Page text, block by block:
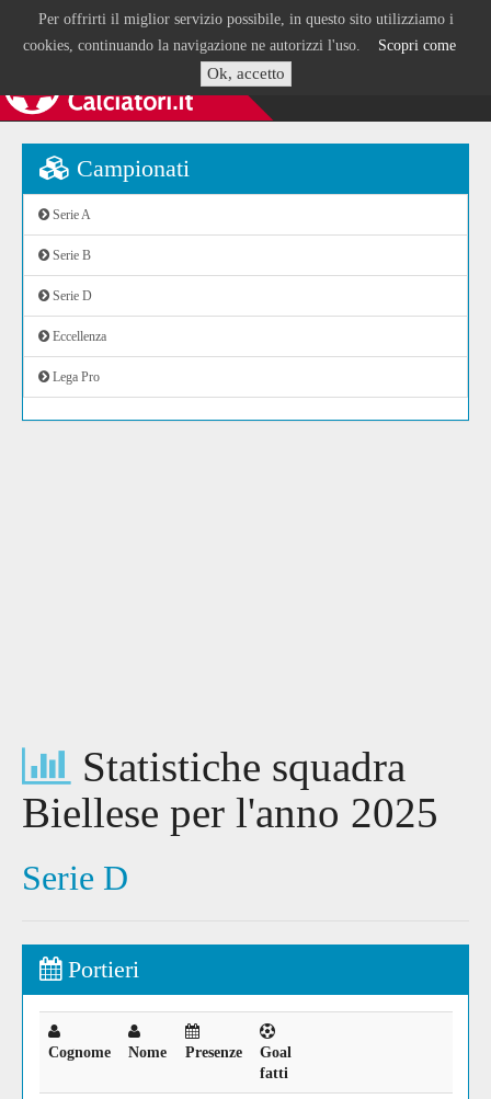
Per offrirti il miglior servizio possibile, in questo sito utilizziamo i
cookies, continuando la navigazione ne autorizzi l'uso. Scopri come
Ok, accetto
Campionati
Serie A
Serie B
Serie D
Eccellenza
Lega Pro
Statistiche squadra
Biellese per l'anno 2025
Serie D
Portieri
Cognome Nome Presenze
Goal
fatti